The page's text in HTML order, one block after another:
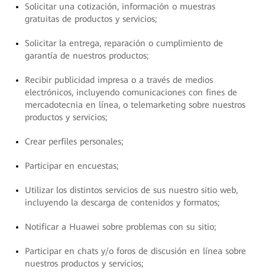
Solicitar una cotización, información o muestras
gratuitas de productos y servicios;
Solicitar la entrega, reparación o cumplimiento de
garantía de nuestros productos;
Recibir publicidad impresa o a través de medios
electrónicos, incluyendo comunicaciones con fines de
mercadotecnia en línea, o telemarketing sobre nuestros
productos y servicios;
Crear perfiles personales;
Participar en encuestas;
Utilizar los distintos servicios de sus nuestro sitio web,
incluyendo la descarga de contenidos y formatos;
Notificar a Huawei sobre problemas con su sitio;
Participar en chats y/o foros de discusión en línea sobre
nuestros productos y servicios;